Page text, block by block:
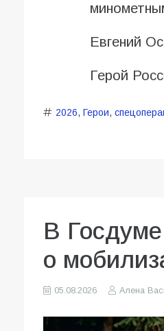
Евгений
Герой
2026, Герои,
В
о
05.08.2026 Алена